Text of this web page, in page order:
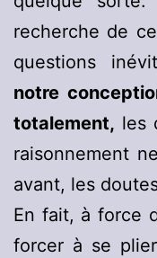
recherche de
questions
notre
totalement, les
raisonnement
avant, les
En fait, à force
forcer à se